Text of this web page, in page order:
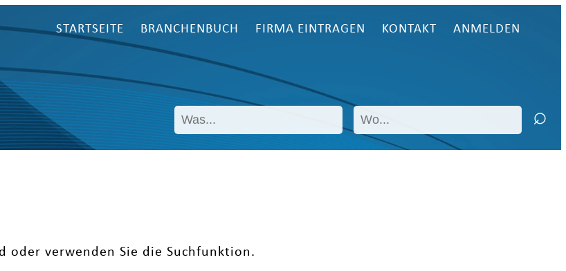
STARTSEITE BRANCHENBUCH FIRMA EINTRAGEN KONTAKT ANMELDEN
oder verwenden Sie die Suchfunktion.